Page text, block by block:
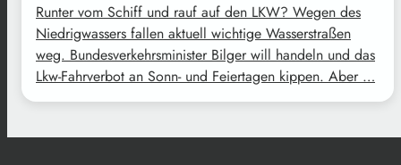
Runter vom Schiff und rauf auf den LKW? Wegen des
Niedrigwassers fallen aktuell wichtige Wasserstraßen
weg. Bundesverkehrsminister Bilger will handeln und das
Lkw-Fahrverbot an Sonn- und Feiertagen kippen. Aber …